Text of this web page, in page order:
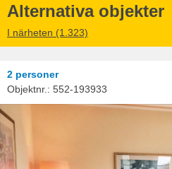
Alternativa objekter
I närheten (1.323)
2 personer
Objektnr.: 552-193933